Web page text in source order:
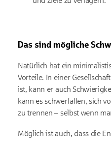
Das sind mögliche
Natürlich hat ein
Vorteile. In einer
ist, kann er auch
kann es schwerfallen, sich
zu trennen – selbst wenn
Möglich ist auch, dass die